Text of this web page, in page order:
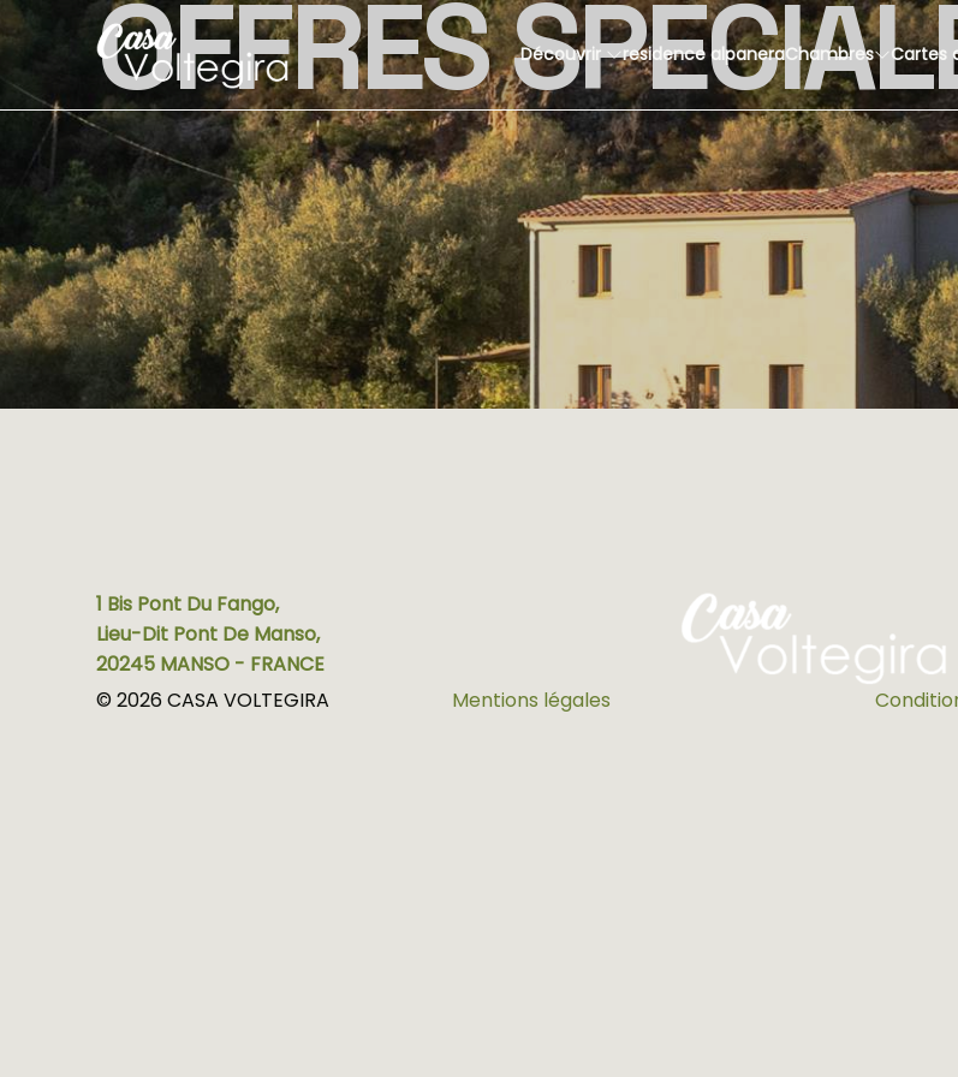
Découvrir residence alpaneraChambres Cartes
OFFRES
1 Bis Pont Du Fango,
Lieu-Dit Pont De Manso,
20245 MANSO - FRANCE
© 2026 CASA VOLTEGIRA
Mentions légales